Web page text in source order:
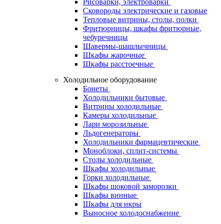
Рисоварки, электроварки
Сковороды электрические и газовые
Тепловые витрины, столы, полки
Фритюрницы, шкафы фритюрные,
чебуречницы
Шавермы-шашлычницы
Шкафы жарочные
Шкафы расстоечные
Холодильное оборудование
Бонеты
Холодильники бытовые
Витрины холодильные
Камеры холодильные
Лари морозильные
Льдогенераторы
Холодильники фармацевтические
Моноблоки, сплит-системы
Столы холодильные
Шкафы холодильные
Горки холодильные
Шкафы шоковой заморозки
Шкафы винные
Шкафы для икры
Выносное холодоснабжение